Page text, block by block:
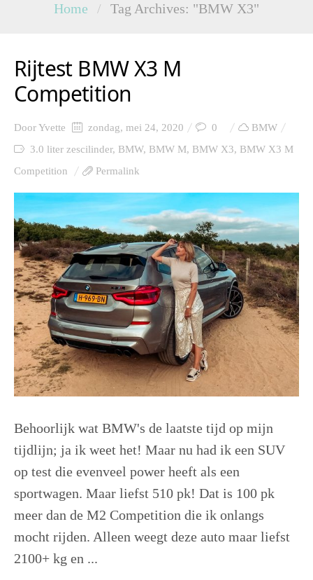
Home / Tag Archives: "BMW X3"
Rijtest BMW X3 M
Competition
DoorYvette zondag, mei 24, 2020 0
BMW
3.0 liter zescilinder, BMW, BMW M, BMW X3, BMW X3 M
Competition
Permalink
Behoorlijk wat BMW's de laatste tijd op mijn
tijdlijn; ja ik weet het! Maar nu had ik een SUV
op test die evenveel power heeft als een
sportwagen. Maar liefst 510 pk! Dat is 100 pk
meer dan de M2 Competition die ik onlangs
mocht rijden. Alleen weegt deze auto maar liefst
2100+ kg en ...